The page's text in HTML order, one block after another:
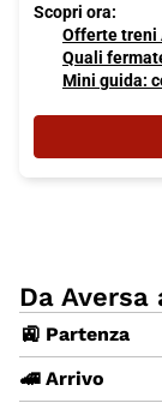
Scopri ora:
Offerte treni
Quali
Mini guida:
Da
🚉 Partenza
🚄 Arrivo